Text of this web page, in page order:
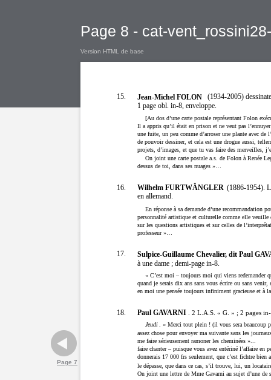
Page 8 - cat-
Version HTML de base
Page 7
15. Jean-Michel FOLON
(1934-2005)
1 page obl. in-8, enveloppe.
[Au dos d’une carte postale représentant Folon
Il a appris qu’il était en prison et ne veut pas
une fuite, un peu comme d’arroser une plante avec de
de pouvoir dessiner, et cela est une drogue aussi,
projets, d’images, et que tu vas faire des merveilles,
On joint une carte postale a.s. de Folon à Renée
dessus de toi, dans ses nuages »…
16. Wilhelm FURTWÄNGLER (1886-1954).
en allemand.
En réponse à sa demande d’une recommandation
personnalité artistique et culturelle comme elle
sur les questions artistiques et sur celles de
professeur »…
17.
Sulpice-Guillaume Chevalier, dit Paul
à une dame ; demi-page in-8.
« C’est moi – toujours moi qui viens redemander
quand je serais dix ans sans vous écrire ou sans
en moi une pensée toujours infiniment gracieuse et à
18. Paul GAVARNI . 2 L.A.S. « G. » ; 2 pages
Jeudi
. « Merci tout plein ! (il vous sera beaucoup
assez chose pour envoyer ma suivante sans les
me faire sérieusement ramoner les cheminées »...
faire chanter – puisque vous avez entériné l’affaire
donnerais 17 000 frs seulement, que c’est fichtre bien
le dépasse, que dans ce cas, s’il trouve, lui, un
On joint une lettre de Mme Gavarni au sujet d’une de